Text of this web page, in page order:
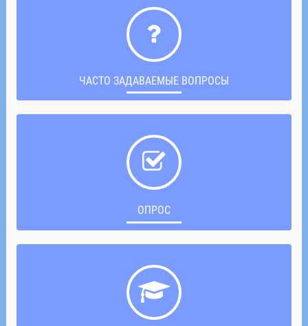
ЧАСТО ЗАДАВАЕМЫЕ ВОПРОСЫ
ОПРОС